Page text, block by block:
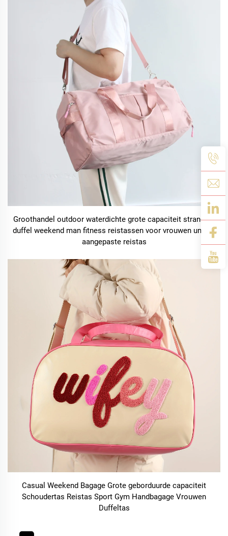
Groothandel outdoor waterdichte grote capaciteit strandtas
duffel weekend man fitness reistassen voor vrouwen unisex
aangepaste reistas
Casual Weekend Bagage Grote geborduurde capaciteit
Schoudertas Reistas Sport Gym Handbagage Vrouwen
Duffeltas